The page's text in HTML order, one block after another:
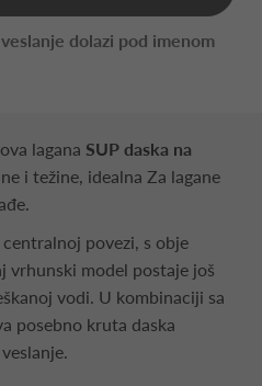
dolazi pod imenom
lagana SUP daska na
i težine, idealna Za lagane
povezi, s obje
vrhunski model postaje još
vodi. U kombinaciji sa
posebno kruta daska